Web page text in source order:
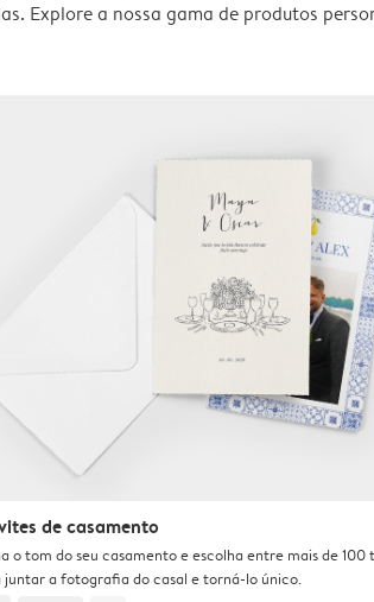
Explore a nossa gama de produtos
de casamento
o tom do seu casamento e escolha entre mais de 100
juntar a fotografia do casal e torná-lo único.